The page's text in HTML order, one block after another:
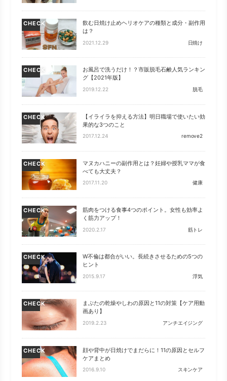
CHECK
飲む日焼け止めヘリオケアの種類と成分・副作用
は？
2021.12.29 日焼け
CHECK
お風呂で洗うだけ！？市販脱毛石鹸人気ランキン
グ【2021年版】
2019.12.22 脱毛
CHECK
【イライラを抑える方法】明日職場で使いたい効
果的な3つのこと
2017.12.24 remove2
CHECK
マヌカハニーの副作用とは？妊婦や授乳ママが食
べても大丈夫？
2017.11.20 健康
CHECK
筋肉をつける食事4つのポイント。女性も効率よ
く筋力アップ！
2020.2.17 筋トレ
CHECK
W不倫は都合がいい。長続きさせるための5つの
ヒント
2015.9.17 浮気
CHECK
まぶたの乾燥やしわの原因と11の対策【ケア用動
画あり】
2019.2.23 アンチエイジング
CHECK
顔や背中が日焼けでまだらに！11の原因とセルフ
ケアまとめ
2016.9.10 スキンケア